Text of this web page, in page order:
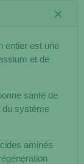
entier est une
et de
santé de
du système
aminés